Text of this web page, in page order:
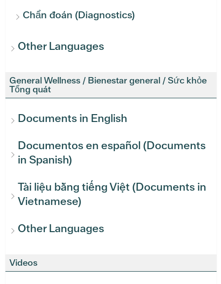
Chẩn đoán (Diagnostics)
Other Languages
General Wellness / Bienestar general / Sức khỏe
Tổng quát
Documents in English
Documentos en español (Documents
in Spanish)
Tài liệu bằng tiếng Việt (Documents in
Vietnamese)
Other Languages
Videos